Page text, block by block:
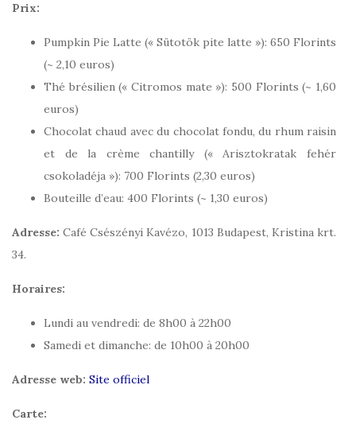
Prix:
Pumpkin Pie Latte (« Sütotök pite latte »): 650 Florints
(~ 2,10 euros)
Thé brésilien (« Citromos mate »): 500 Florints (~ 1,60
euros)
Chocolat chaud avec du chocolat fondu, du rhum raisin
et de la crème chantilly (« Arisztokratak fehér
csokoladéja »): 700 Florints (2,30 euros)
Bouteille d’eau: 400 Florints (~ 1,30 euros)
Adresse: Café Csészényi Kavézo, 1013 Budapest, Kristina krt.
34.
Horaires:
Lundi au vendredi: de 8h00 à 22h00
Samedi et dimanche: de 10h00 à 20h00
Adresse web: Site officiel
Carte: